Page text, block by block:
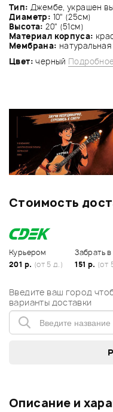
Тип: Джембе, украшен
Диаметр: 10" (25см)
Высота:20" (51см)
Материал корпуса:
Мембрана:
Цвет: черный
Стоимость
Курьером
201 р. (от 5 д.)
Забрать
151 р. (от
Введите ваш город
варианты доставки
Описание и